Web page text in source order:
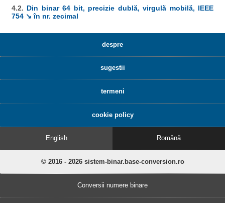
4.2. Din binar 64 bit, precizie dublă, virgulă mobilă, IEEE
754 ↘ în nr. zecimal
despre
sugestii
termeni
cookie policy
English Română
© 2016 - 2026 sistem-binar.base-conversion.ro
Conversii numere binare